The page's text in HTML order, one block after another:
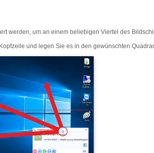
werden, um an einem beliebigen Viertel des
und legen Sie es in den gewünschten